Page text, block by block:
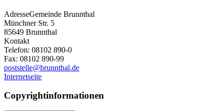
AdresseGemeinde Brunnthal
Münchner Str. 5
85649 Brunnthal
Kontakt
Telefon: 08102 890-0
Fax: 08102 890-99
poststelle@brunnthal.de
Internetseite
Copyrightinformationen